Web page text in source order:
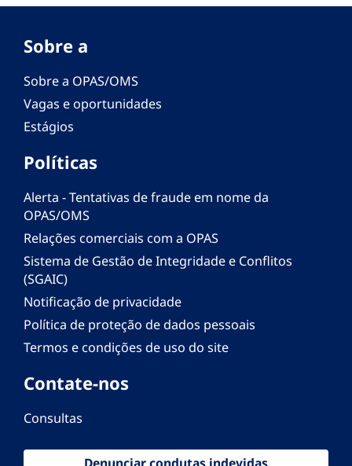
Sobre a
Sobre a OPAS/OMS
Vagas e oportunidades
Estágios
Políticas
Alerta - Tentativas de fraude em nome da
OPAS/OMS
Relações comerciais com a OPAS
Sistema de Gestão de Integridade e Conflitos
(SGAIC)
Notificação de privacidade
Política de proteção de dados pessoais
Termos e condições de uso do site
Contate-nos
Consultas